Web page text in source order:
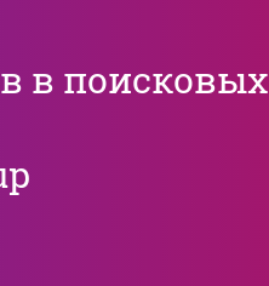
в поисковых